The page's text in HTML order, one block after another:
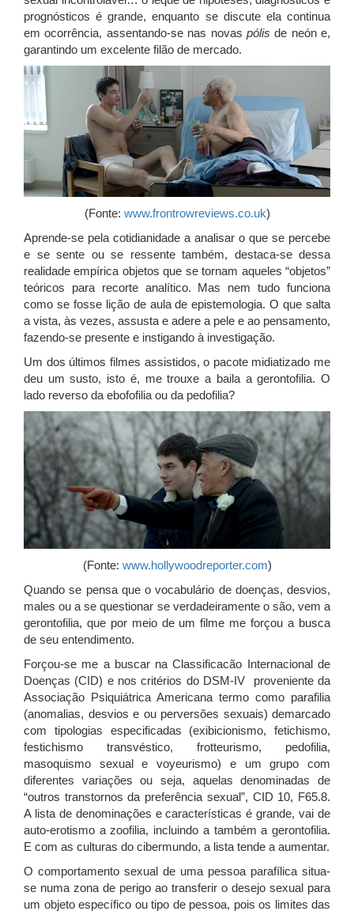
prognósticos é grande, enquanto se discute ela continua
em ocorrência, assentando-se nas novas pólis de neón e,
garantindo um excelente filão de mercado.
(Fonte: www.frontrowreviews.co.uk)
Aprende-se pela cotidianidade a analisar o que se percebe
e se sente ou se ressente também, destaca-se dessa
realidade empírica objetos que se tornam aqueles “objetos”
teóricos para recorte analítico. Mas nem tudo funciona
como se fosse lição de aula de epistemologia. O que salta
a vista, às vezes, assusta e adere a pele e ao pensamento,
fazendo-se presente e instigando à investigação.
Um dos últimos filmes assistidos, o pacote midiatizado me
deu um susto, isto é, me trouxe a baila a gerontofilia. O
lado reverso da ebofofilia ou da pedofilia?
(Fonte: www.hollywoodreporter.com)
Quando se pensa que o vocabulário de doenças, desvios,
males ou a se questionar se verdadeiramente o são, vem a
gerontofilia, que por meio de um filme me forçou a busca
de seu entendimento.
Forçou-se me a buscar na Classificacão Internacional de
Doenças (CID) e nos critérios do DSM-IV proveniente da
Associação Psiquiátrica Americana termo como parafilia
(anomalias, desvios e ou perversões sexuais) demarcado
com tipologias especificadas (exibicionismo, fetichismo,
festichismo transvéstico, frotteurismo, pedofilia,
masoquismo sexual e voyeurismo) e um grupo com
diferentes variações ou seja, aquelas denominadas de
“outros transtornos da preferência sexual”, CID 10, F65.8.
A lista de denominações e características é grande, vai de
auto-erotismo a zoofilia, incluindo a também a gerontofilia.
E com as culturas do cibermundo, a lista tende a aumentar.
O comportamento sexual de uma pessoa parafílica situa-
se numa zona de perigo ao transferir o desejo sexual para
um objeto específico ou tipo de pessoa, pois os limites das